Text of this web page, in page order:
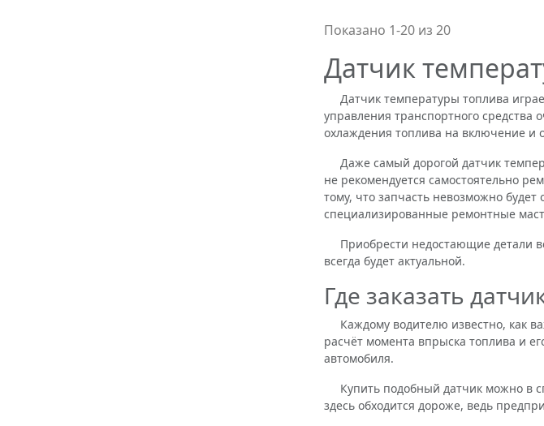
Показано 1-20 из 20
Датчик
Датчик температуры топлива
управления транспортного средства
охлаждения топлива на включение и
Даже самый дорогой датчик
не рекомендуется самостоятельно
тому, что запчасть невозможно
специализированные ремонтные
Приобрести недостающие детали
всегда будет актуальной.
Где заказать
Каждому водителю известно, как
расчёт момента впрыска топлива и
автомобиля.
Купить подобный датчик можно в
здесь обходится дороже, ведь